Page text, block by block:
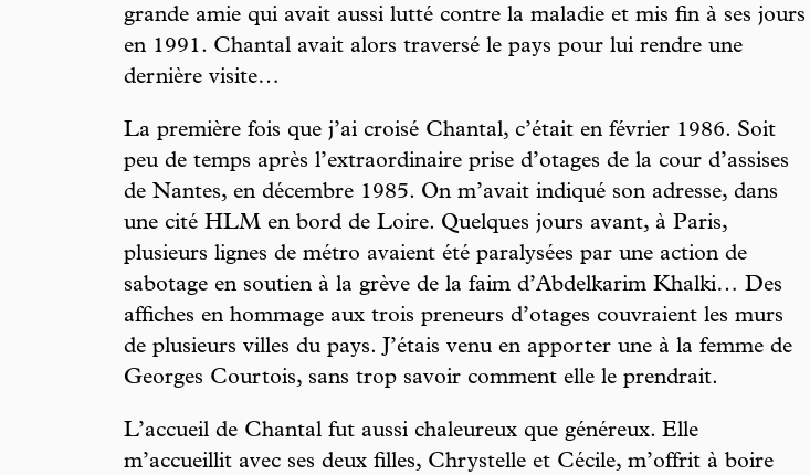
grande amie qui avait aussi lutté contre la maladie et mis fin à ses jours
en 1991. Chantal avait alors traversé le pays pour lui rendre une
dernière visite…
La première fois que j’ai croisé Chantal, c’était en février 1986. Soit
peu de temps après l’extraordinaire prise d’otages de la cour d’assises
de Nantes, en décembre 1985. On m’avait indiqué son adresse, dans
une cité HLM en bord de Loire. Quelques jours avant, à Paris,
plusieurs lignes de métro avaient été paralysées par une action de
sabotage en soutien à la grève de la faim d’Abdelkarim Khalki… Des
affiches en hommage aux trois preneurs d’otages couvraient les murs
de plusieurs villes du pays. J’étais venu en apporter une à la femme de
Georges Courtois, sans trop savoir comment elle le prendrait.
L’accueil de Chantal fut aussi chaleureux que généreux. Elle
m’accueillit avec ses deux filles, Chrystelle et Cécile, m’offrit à boire